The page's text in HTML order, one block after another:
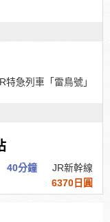
特急列車「雷鳥號」
40分鐘
JR新幹線
6370日圓